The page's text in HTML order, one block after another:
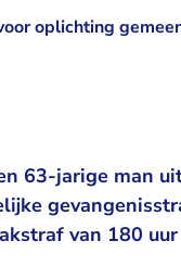
oplichting
63-jarige man
van 180